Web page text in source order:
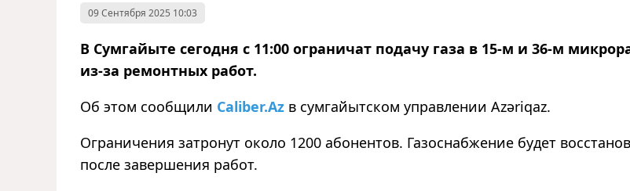
09 Сентября 2025 10:03
В Сумгайыте сегодня с 11:00 ограничат подачу газа в 15-м и 36-м
из-за ремонтных работ.
Об этом сообщили Caliber.Az в сумгайытском управлении Azəriqaz.
Ограничения затронут около 1200 абонентов. Газоснабжение будет
после завершения работ.